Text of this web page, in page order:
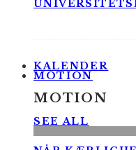
KALENDER
MOTION
MOTION
SEE ALL